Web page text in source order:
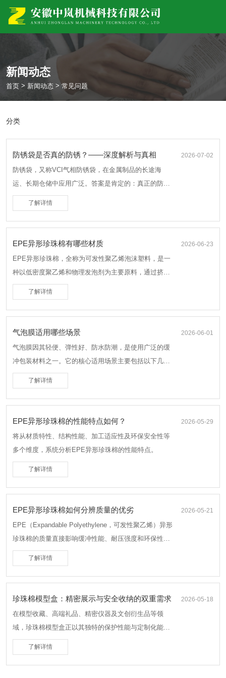
新闻动态
首页 > 新闻动态 >常见问题
分类
2026-07-02
防锈袋是否真的防锈？——深度解析与真相
防锈袋，又称VCI气相防锈袋，在金属制品的长途海
运、长期仓储中应用广泛。答案是肯定的：真正的防锈
袋确实能有效防锈。但其防锈原理和效果高度依赖于材
料质量、使用方法和环境条件。
了解详情
2026-06-23
EPE异形珍珠棉有哪些材质
EPE异形珍珠棉，全称为可发性聚乙烯泡沫塑料，是一
种以低密度聚乙烯和物理发泡剂为主要原料，通过挤
出、发泡、定型等工艺制成的新型环保缓冲包装材料。
了解详情
2026-06-01
气泡膜适用哪些场景
气泡膜因其轻便、弹性好、防水防潮，是使用广泛的缓
冲包装材料之一。它的核心适用场景主要包括以下几
类：
了解详情
2026-05-29
EPE异形珍珠棉的性能特点如何？
将从材质特性、结构性能、加工适应性及环保安全性等
多个维度，系统分析EPE异形珍珠棉的性能特点。
了解详情
2026-05-21
EPE异形珍珠棉如何分辨质量的优劣
EPE（Expandable Polyethylene，可发性聚乙烯）异形
珍珠棉的质量直接影响缓冲性能、耐压强度和环保性。
以下从5个核心维度教你分辨优劣：
了解详情
2026-05-18
珍珠棉模型盒：精密展示与安全收纳的双重需求
在模型收藏、高端礼品、精密仪器及文创衍生品等领
域，珍珠棉模型盒正以其独特的保护性能与定制化能
力，成为满足多元化需求的一选包装方案。这种以EPE
珍珠棉为核心材料制作的专属模型盒，承载着从物理防
了解详情